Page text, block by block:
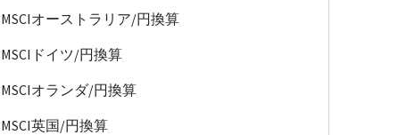
MSCIオーストラリア/円換算
MSCIドイツ/円換算
MSCIオランダ/円換算
MSCI英国/円換算